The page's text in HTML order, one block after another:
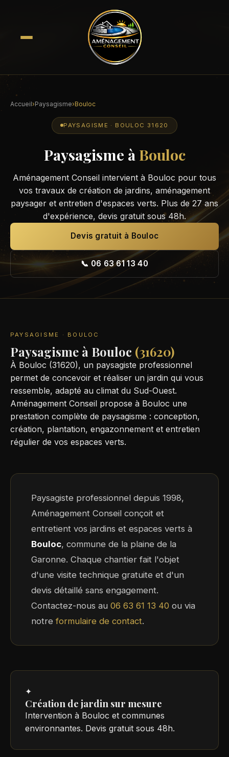
Accueil›Paysagisme›Bouloc
PAYSAGISME · BOULOC 31620
Paysagisme à Bouloc
Aménagement Conseil intervient à Bouloc pour tous
vos travaux de création de jardins, aménagement
paysager et entretien d'espaces verts. Plus de 27 ans
d'expérience, devis gratuit sous 48h.
Devis gratuit à Bouloc
📞 06 63 61 13 40
PAYSAGISME · BOULOC
Paysagisme à Bouloc (31620)
À Bouloc (31620), un paysagiste professionnel
permet de concevoir et réaliser un jardin qui vous
ressemble, adapté au climat du Sud-Ouest.
Aménagement Conseil propose à Bouloc une
prestation complète de paysagisme : conception,
création, plantation, engazonnement et entretien
régulier de vos espaces verts.
Paysagiste professionnel depuis 1998,
Aménagement Conseil conçoit et
entretient vos jardins et espaces verts à
Bouloc, commune de la plaine de la
Garonne. Chaque chantier fait l'objet
d'une visite technique gratuite et d'un
devis détaillé sans engagement.
Contactez-nous au 06 63 61 13 40 ou via
notreformulaire de contact.
✦
Création de jardin sur mesure
Intervention à Bouloc et communes
environnantes. Devis gratuit sous 48h.